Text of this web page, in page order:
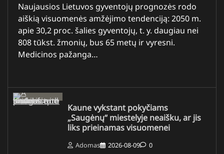
Naujausios Lietuvos gyventojų prognozės rodo
aiškią visuomenės amžėjimo tendenciją: 2050 m.
apie 30,2 proc. šalies gyventojų, t. y. daugiau nei
808 tūkst. žmonių, bus 65 metų ir vyresni.
Medicinos pažanga…
Kaune vykstant pokyčiams
„Saugėnų“ miestelyje neaišku, ar jis
liks prieinamas visuomenei
Adomas 2026-08-09 0